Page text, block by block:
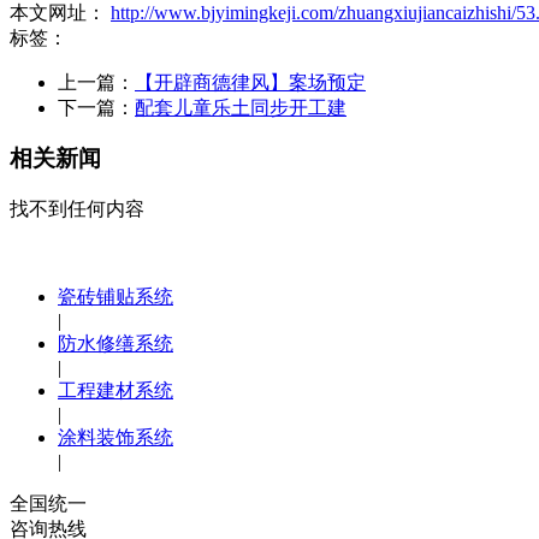
本文网址： http://www.bjyimingkeji.com/zhuangxiujiancaizhishi/
标签：
上一篇：
【开辟商德律风】案场预定
下一篇： 配套儿童乐土同步开工建
相关新闻
找不到任何内容
瓷砖铺贴系统
|
防水修缮系统
|
工程建材系统
|
涂料装饰系统
|
全国统一
咨询热线